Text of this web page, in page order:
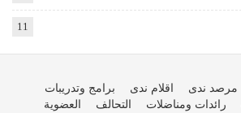
11
مرصد ندى اقلام ندى
برامج وتدريبات
رائدات ومناضلات التحالف العضوية